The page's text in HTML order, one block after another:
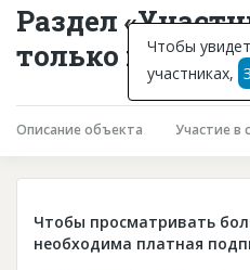
Горячие объекты
База строящихся объектов
Инвестпроекты
Глоссарий
Платные услуги
Раздел
только
Описание объекта Участие в
Чтобы просматривать
необходима платная
Чтобы
участниках,